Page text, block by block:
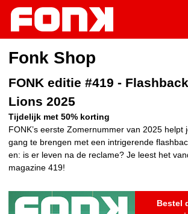
Fonk Shop
FONK editie #419 -
Lions 2025
Tijdelijk met 50% korting
FONK’s eerste Zomernummer van 2025 helpt
gang te brengen met een intrigerende
en: is er leven na de reclame? Je leest het
magazine 419!
Bestel